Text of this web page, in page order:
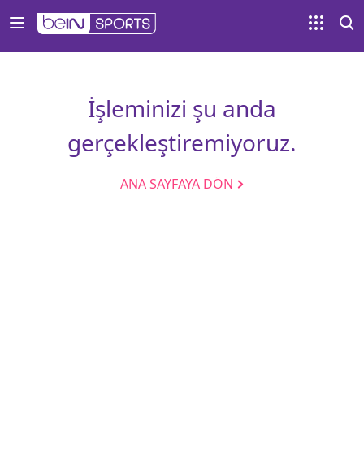
İşleminizi şu anda
gerçekleştiremiyoruz.
ANA SAYFAYA DÖN